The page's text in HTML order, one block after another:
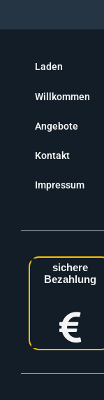
Laden
Willkommen
Angebote
Kontakt
Impressum
sichere
Bezahlung